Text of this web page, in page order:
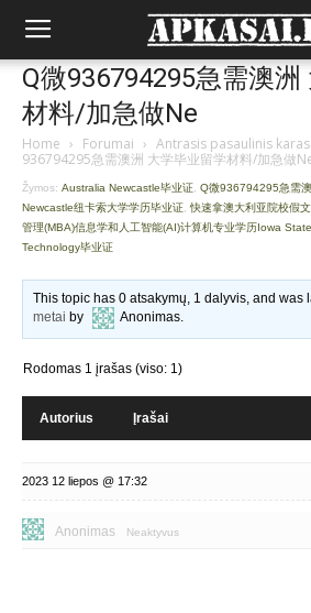
Q微936794295急需澳
材料/加急做Ne
Home › Forumai › Antrasis pasaulinis
936794295急需澳洲 大学毕业留学材料/加急做
Žymos: Australia Newcastle毕业证 Q微936794295急需
Newcastle纽卡索大学学历毕业证 快速拿澳大利亚院校假
管理(MBA)信息学和人工智能(AI)计算机专业学历Iowa
Technology毕业证
This topic has 0 atsakymų, 1 dalyvis, and was
metai by Anonimas.
Rodomas 1 įrašas (viso: 1)
Autorius Įrašai
2023 12 liepos @ 17:32
Anonimas Neaktyvus